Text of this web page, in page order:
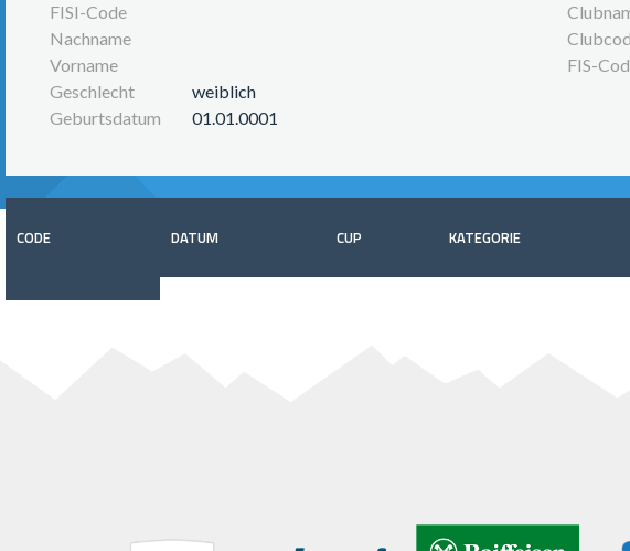
FISI-Code
Nachname
Vorname
Geschlecht
weiblich
Geburtsdatum
01.01.0001
FIS-
CODE DATUM CUP KATEGORIE